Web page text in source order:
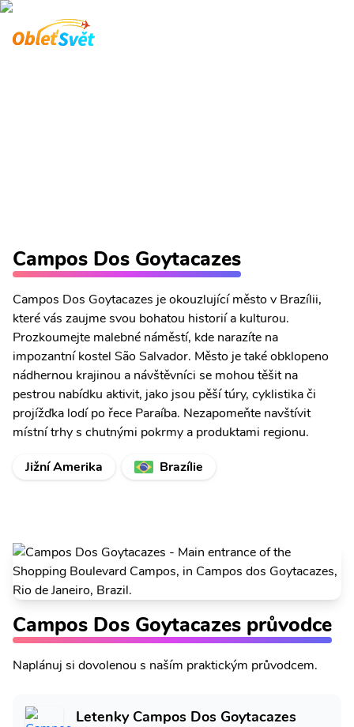
Campos Dos Goytacazes
Campos Dos Goytacazes je okouzlující město v Brazílii,
které vás zaujme svou bohatou historií a kulturou.
Prozkoumejte malebné náměstí, kde narazíte na
impozantní kostel São Salvador. Město je také obklopeno
nádhernou krajinou a návštěvníci se mohou těšit na
pestrou nabídku aktivit, jako jsou pěší túry, cyklistika či
projížďka lodí po řece Paraíba. Nezapomeňte navštívit
místní trhy s chutnými pokrmy a produktami regionu.
Jižní Amerika
Brazílie
Campos Dos Goytacazes průvodce
Naplánuj si dovolenou s naším praktickým průvodcem.
Letenky Campos Dos Goytacazes